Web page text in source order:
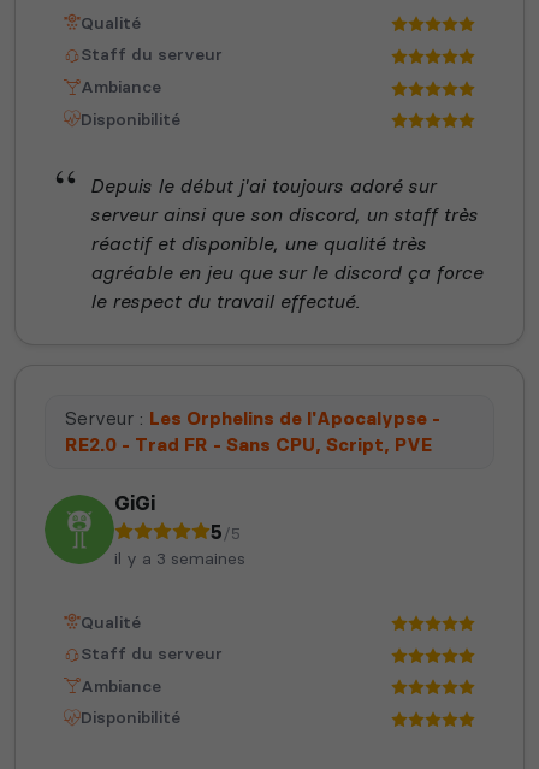
Qualité
Staff du serveur
Ambiance
Disponibilité
Depuis le début j'ai toujours adoré sur
serveur ainsi que son discord, un staff très
réactif et disponible, une qualité très
agréable en jeu que sur le discord ça force
le respect du travail effectué.
Serveur : Les Orphelins de l'Apocalypse -
RE2.0 - Trad FR - Sans CPU, Script, PVE
GiGi
5/5
il y a 3 semaines
Qualité
Staff du serveur
Ambiance
Disponibilité